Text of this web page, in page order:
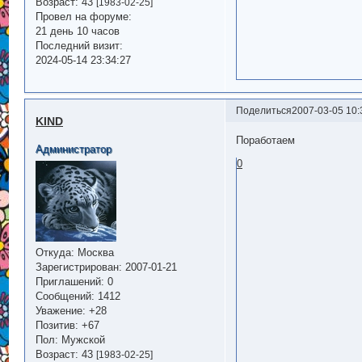
Провел на форуме:
21 день 10 часов
Последний визит:
2024-05-14 23:34:27
Поделиться2007-03-05
KIND
Администратор
Откуда: Москва
Зарегистрирован: 2007-01-21
Приглашений: 0
Сообщений: 1412
Уважение: +28
Позитив: +67
Пол: Мужской
Возраст: 43 [1983-02-25]
Поработаем
0